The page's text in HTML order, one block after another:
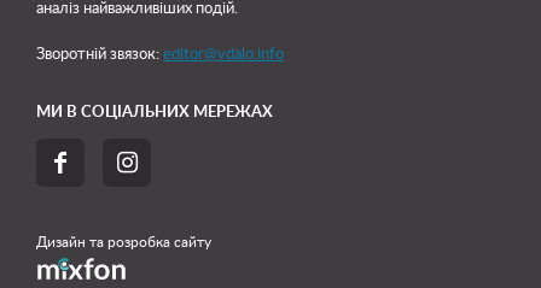
аналіз найважливіших подій.
Зворотній звязок: editor@vdalo.info
МИ В СОЦІАЛЬНИХ МЕРЕЖАХ
 
Дизайн та розробка сайту